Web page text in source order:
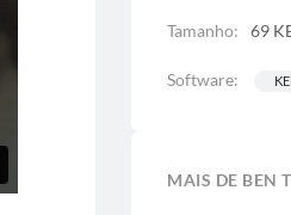
Tamanho: 69
Software:
MAIS DE BEN